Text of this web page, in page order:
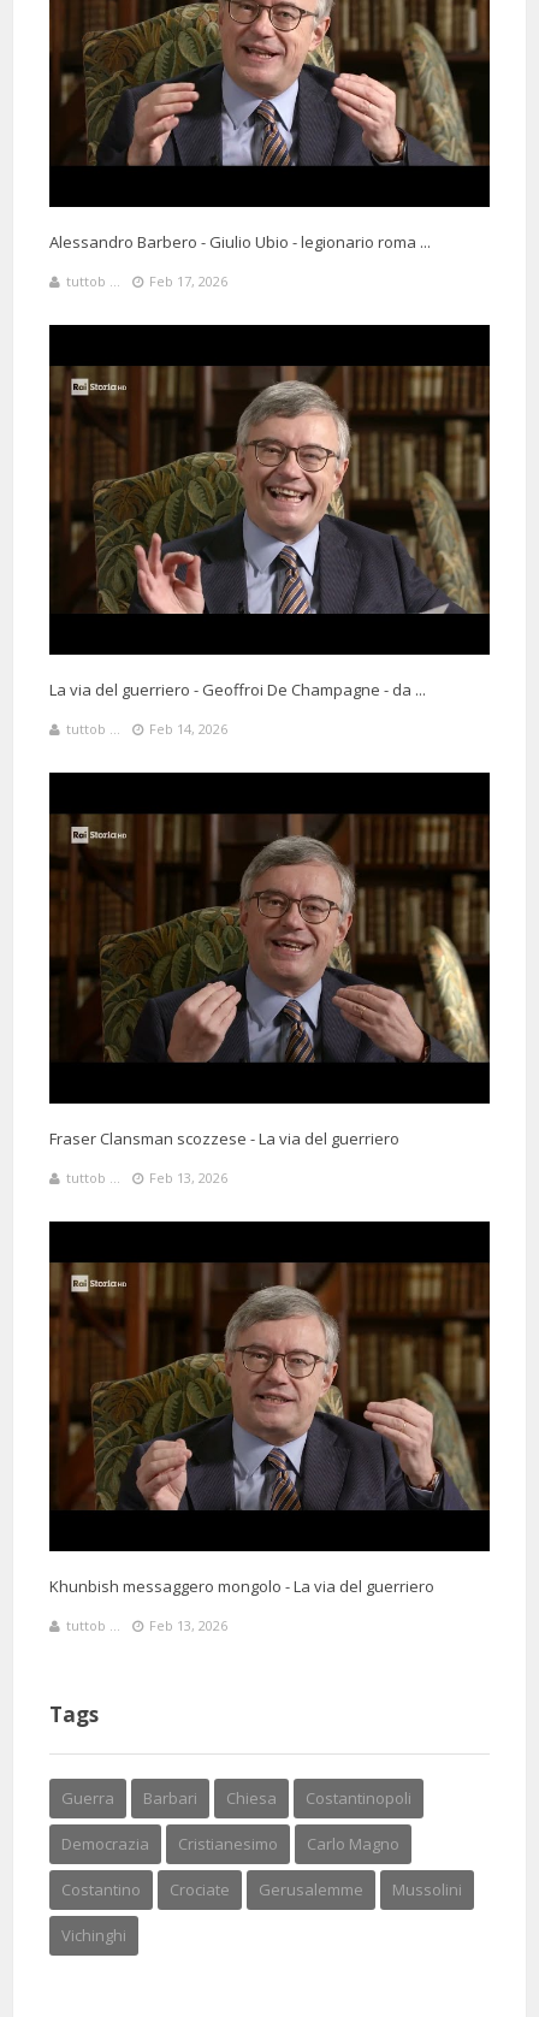
Alessandro Barbero - Giulio Ubio - legionario roma ...
tuttob ... Feb 17, 2026
La via del guerriero - Geoffroi De Champagne - da ...
tuttob ... Feb 14, 2026
Fraser Clansman scozzese - La via del guerriero
tuttob ... Feb 13, 2026
Khunbish messaggero mongolo - La via del guerriero
tuttob ... Feb 13, 2026
Tags
Guerra Barbari Chiesa Costantinopoli
Democrazia Cristianesimo Carlo Magno
Costantino Crociate Gerusalemme Mussolini
Vichinghi